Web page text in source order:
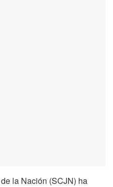
la Nación (SCJN) ha